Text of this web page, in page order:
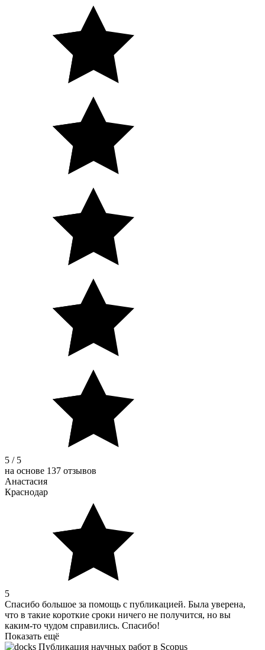
5 / 5
на основе 137 отзывов
Анастасия
Краснодар
5
Спасибо большое за помощь с публикацией. Была уверена,
что в такие короткие сроки ничего не получится, но вы
каким-то чудом справились. Спасибо!
Показать ещё
Публикация научных работ в Scopus